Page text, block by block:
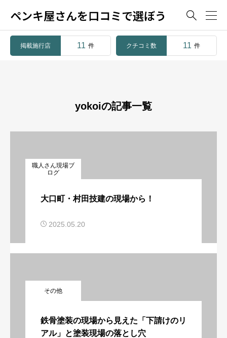
ペンキ屋さんを口コミで選ぼう 
掲載施行店 11 件 クチコミ数 11 件
yokoiの記事一覧
職人さん現場ブ
ログ
大口町・村田技建の現場から！
2025.05.20
その他
鉄骨塗装の現場から見えた「下請けのリ
アル」と塗装現場の落とし穴